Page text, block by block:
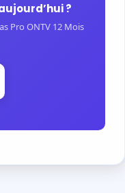
?
Pro ONTV 12 Mois